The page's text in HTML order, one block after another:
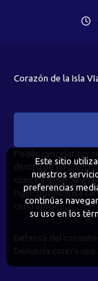
Corazón de la Isla
Podés cancelar tus
dentro de un plazo
compra (Disp.954/
rigen por política
contratación.
Defensa del
Denuncia contra una
Este sitio
nuestros
preferencias
continúas
su uso en los